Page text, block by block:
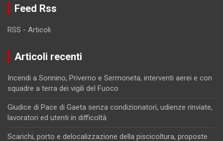
Feed Rss
RSS - Articoli
Articoli recenti
Incendi a Sonnino, Priverno e Sermoneta, interventi aerei e con
squadre a terra dei vigili del Fuoco
Giudice di Pace di Gaeta senza condizionatori, udienze rinviate,
lavoratori ed utenti in difficoltà
Scarichi, porto e delocalizzazione della piscicoltura, proposte